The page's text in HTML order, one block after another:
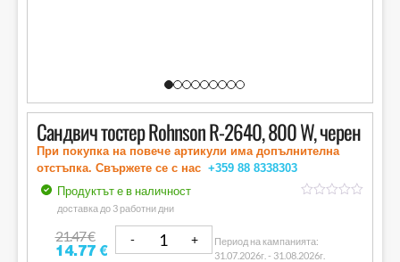
Сандвич тостер Rohnson R-2640, 800 W, черен
При покупка на повече артикули има допълнителна
отстъпка. Свържете се с нас +359 88 8338303
Продуктът е в наличност
доставка до 3 работни дни
21.47€
14.77 €
Период на кампанията:
31.07.2026г. - 31.08.2026г.